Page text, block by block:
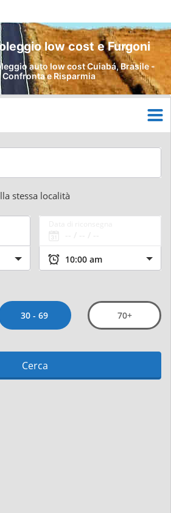
low cost e Furgoni
auto low cost Cuiabá, Brasile -
Confronta e Risparmia
stessa località
30 - 69 70+
Cerca